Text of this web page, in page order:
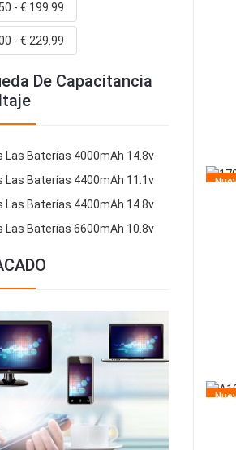
- € 199.99
- € 229.99
De Capacitancia
Las Baterías 4000mAh 14.8v
Las Baterías 4400mAh 11.1v
Las Baterías 4400mAh 14.8v
Las Baterías 6600mAh 10.8v